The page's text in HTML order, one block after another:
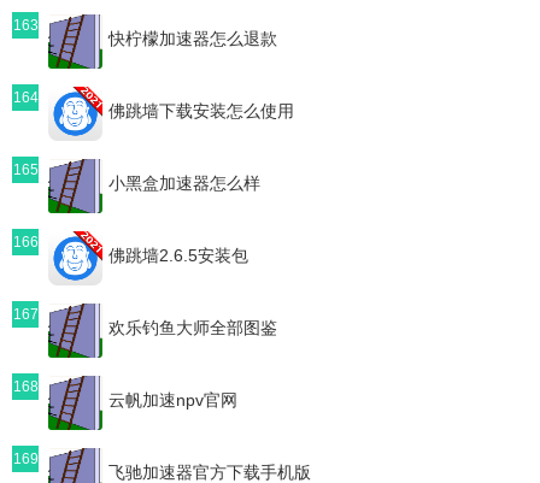
163
快柠檬加速器怎么退款
164
佛跳墙下载安装怎么使用
165
小黑盒加速器怎么样
166
佛跳墙2.6.5安装包
167
欢乐钓鱼大师全部图鉴
168
云帆加速npv官网
169
飞驰加速器官方下载手机版